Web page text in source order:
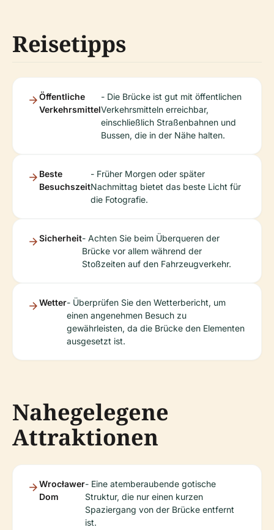
Reisetipps
Öffentliche
Verkehrsmittel
- Die Brücke ist gut mit öffentlichen
Verkehrsmitteln erreichbar,
einschließlich Straßenbahnen und
Bussen, die in der Nähe halten.
Beste
Besuchszeit
- Früher Morgen oder später
Nachmittag bietet das beste Licht für
die Fotografie.
Sicherheit- Achten Sie beim Überqueren der
Brücke vor allem während der
Stoßzeiten auf den Fahrzeugverkehr.
Wetter- Überprüfen Sie den Wetterbericht, um
einen angenehmen Besuch zu
gewährleisten, da die Brücke den Elementen
ausgesetzt ist.
Nahegelegene
Attraktionen
Wrocławer
Dom
- Eine atemberaubende gotische
Struktur, die nur einen kurzen
Spaziergang von der Brücke entfernt
ist.